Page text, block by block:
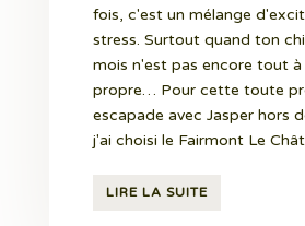
fois, c'est un mélange
stress. Surtout quand ton
mois n'est pas encore tout
propre… Pour cette toute
escapade avec Jasper hors
j'ai choisi le Fairmont Le
LIRE LA SUITE